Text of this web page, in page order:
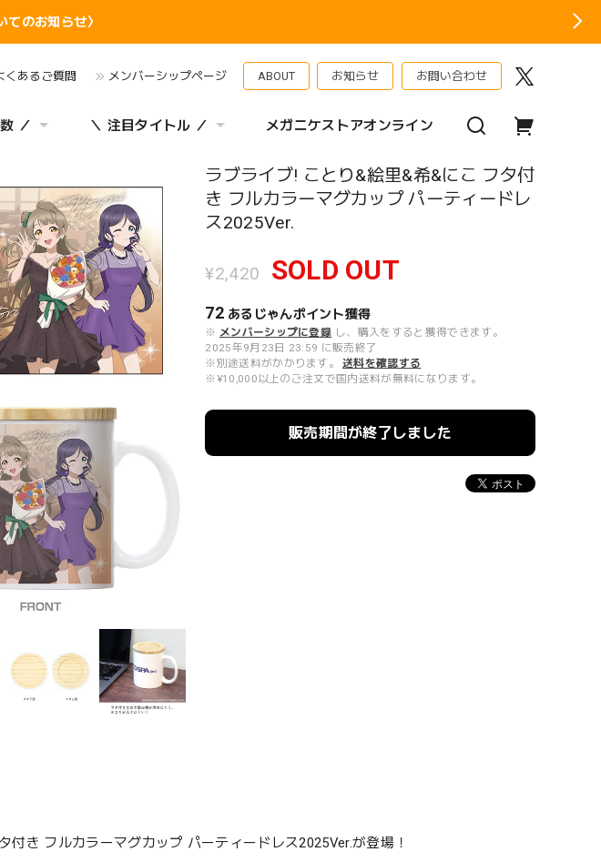
てのお知らせ〉
くあるご質問 メンバーシップページ ABOUT お知らせ お問い合わせ
／ ＼ 注目タイトル ／ メガニケストアオンライン
ラブライブ! ことり&絵里&希&にこ フタ付
き フルカラーマグカップ パーティードレ
ス2025Ver.
¥2,420 SOLD OUT
72 あるじゃんポイント獲得
※ メンバーシップに登録 し、購入をすると獲得できます。
2025年9月23日 23:59 に販売終了
※別途送料がかかります。
送料を確認する
※¥10,000以上のご注文で国内送料が無料になります。
販売期間が終了しました
き フルカラーマグカップ パーティードレス2025Ver.が登場！